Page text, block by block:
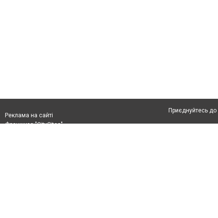
Реклама на сайті
Франшиза "CitySites"
Приєднуйтесь до